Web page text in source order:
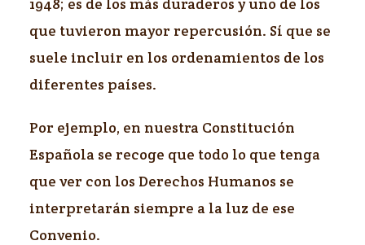
que tuvieron mayor repercusión. Sí que se
suele incluir en los ordenamientos de los
diferentes países.
Por ejemplo, en nuestra Constitución
Española se recoge que todo lo que tenga
que ver con los Derechos Humanos se
interpretarán siempre a la luz de ese
Convenio.